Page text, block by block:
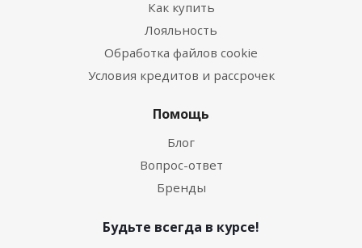
Как купить
Лояльность
Обработка файлов cookie
Условия кредитов и рассрочек
Помощь
Блог
Вопрос-ответ
Бренды
Будьте всегда в курсе!